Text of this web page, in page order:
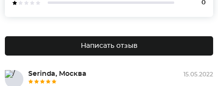
0
Написать отзыв
Serinda, Москва 15.05.2022